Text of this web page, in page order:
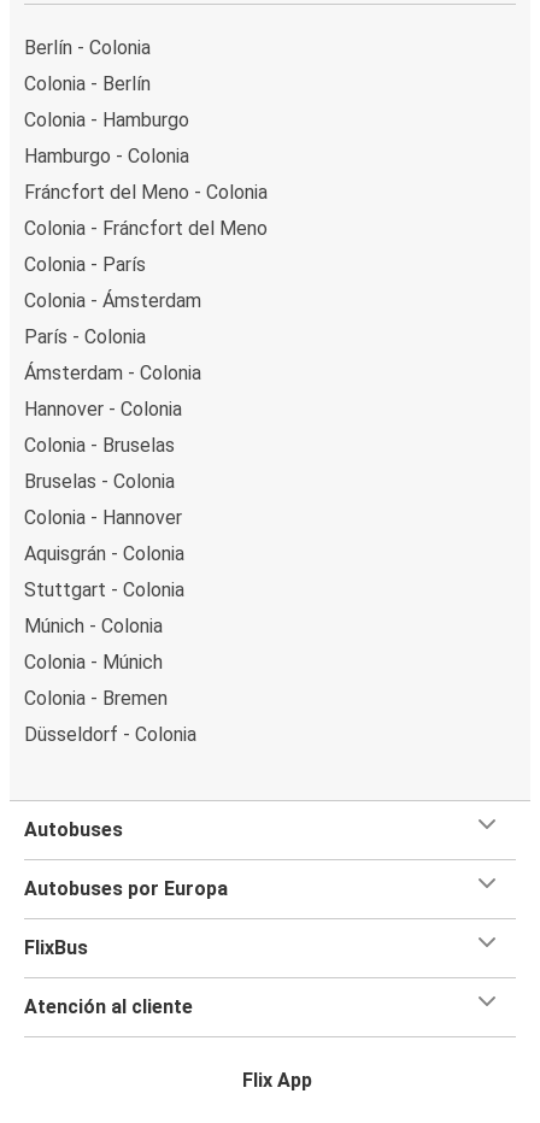
Berlín - Colonia
Colonia - Berlín
Colonia - Hamburgo
Hamburgo - Colonia
Fráncfort del Meno - Colonia
Colonia - Fráncfort del Meno
Colonia - París
Colonia - Ámsterdam
París - Colonia
Ámsterdam - Colonia
Hannover - Colonia
Colonia - Bruselas
Bruselas - Colonia
Colonia - Hannover
Aquisgrán - Colonia
Stuttgart - Colonia
Múnich - Colonia
Colonia - Múnich
Colonia - Bremen
Düsseldorf - Colonia
Autobuses
Autobuses por Europa
FlixBus
Atención al cliente
Flix App